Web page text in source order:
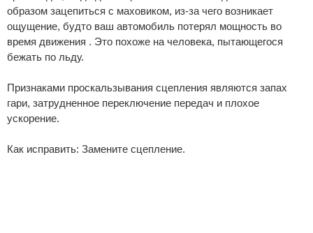
образом зацепиться с маховиком, из-за чего возникает
ощущение, будто ваш автомобиль потерял мощность во
время движения . Это похоже на человека, пытающегося
бежать по льду.
Признаками проскальзывания сцепления являются запах
гари, затрудненное переключение передач и плохое
ускорение.
Как исправить: Замените сцепление.